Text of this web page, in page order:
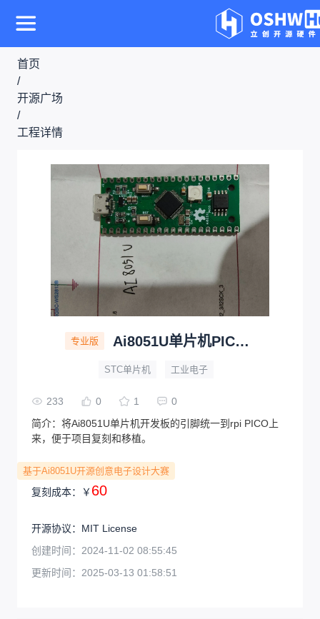
首页
/
开源广场
/
工程详情
专业版 Ai8051U单片机PICO开发板
STC单片机 工业电子
233 0 1
0
简介： 将Ai8051U单片机开发板的引脚统一到rpi PICO上
来，便于项目复刻和移植。
基于Ai8051U开源创意电子设计大赛
复刻成本： ￥ 60
开源协议： MIT License
创建时间： 2024-11-02 08:55:45
更新时间： 2025-03-13 01:58:51